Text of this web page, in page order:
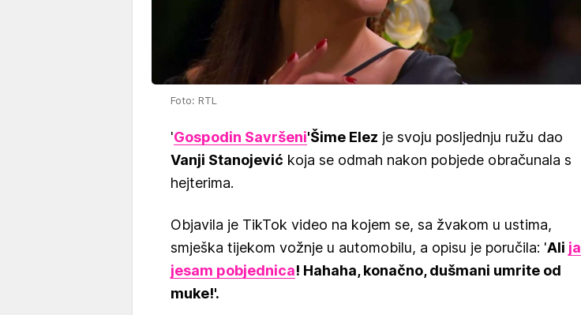
Foto: RTL
'Gospodin Savršeni'Šime Elez je svoju posljednju ružu dao
Vanji Stanojević koja se odmah nakon pobjede obračunala s
hejterima.
Objavila je TikTok video na kojem se, sa žvakom u ustima,
smješka tijekom vožnje u automobilu, a opisu je poručila: 'Ali ja
jesam pobjednica! Hahaha, konačno, dušmani umrite od
muke!'.